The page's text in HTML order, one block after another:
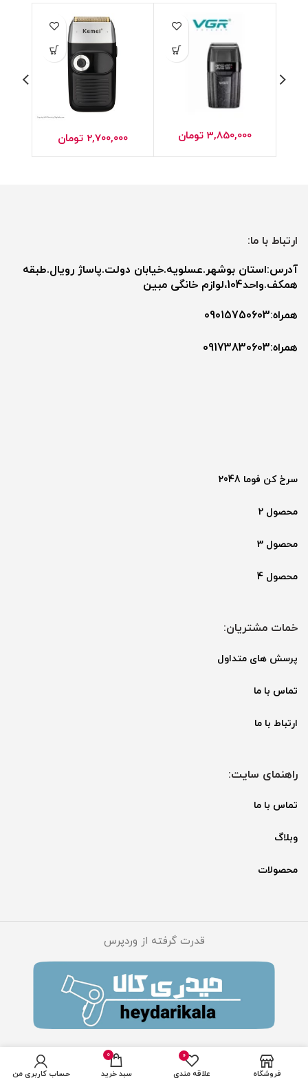
3,850,000 تومان 2,700,000 تومان
ارتباط با ما:
آدرس:استان بوشهر.عسلویه.خیابان دولت.پاساژ رویال.طبقه
همکف.واحد104،لوازم خانگی مبین
همراه:09015750603
همراه:۰9173830603
سرخ کن فوما 2048
محصول 2
محصول 3
محصول 4
خمات مشتریان:
پرسش های متداول
تماس با ما
ارتباط با ما
راهنمای سایت:
تماس با ما
وبلاگ
محصولات
قدرت گرفته از وردپرس
فروشگاه
0
علاقه مندی
0
سبد خرید حساب کاربری من